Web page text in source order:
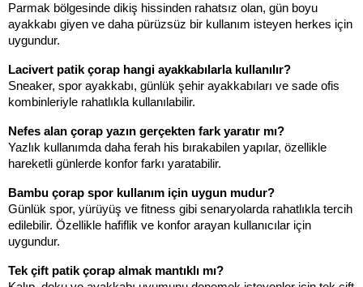
Parmak bölgesinde dikiş hissinden rahatsız olan, gün boyu
ayakkabı giyen ve daha pürüzsüz bir kullanım isteyen herkes için
uygundur.
Lacivert patik çorap hangi ayakkabılarla kullanılır?
Sneaker, spor ayakkabı, günlük şehir ayakkabıları ve sade ofis
kombinleriyle rahatlıkla kullanılabilir.
Nefes alan çorap yazın gerçekten fark yaratır mı?
Yazlık kullanımda daha ferah his bırakabilen yapılar, özellikle
hareketli günlerde konfor farkı yaratabilir.
Bambu çorap spor kullanım için uygun mudur?
Günlük spor, yürüyüş ve fitness gibi senaryolarda rahatlıkla tercih
edilebilir. Özellikle hafiflik ve konfor arayan kullanıcılar için
uygundur.
Tek çift patik çorap almak mantıklı mı?